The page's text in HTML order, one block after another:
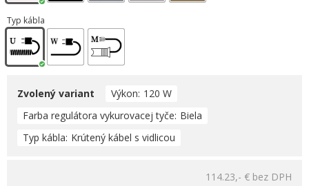
Typ kábla
Zvolený variant Výkon 120 W
Farba regulátora vykurovacej tyče Biela
Typ kábla Krútený kábel s vidlicou
114.23,- € bez DPH